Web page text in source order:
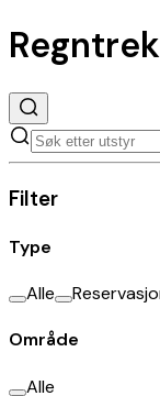
Filter
Type
Alle
Område
Alle